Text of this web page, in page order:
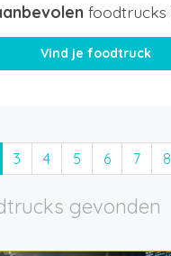
foodtrucks
3 4 5 6 7 8
gevonden